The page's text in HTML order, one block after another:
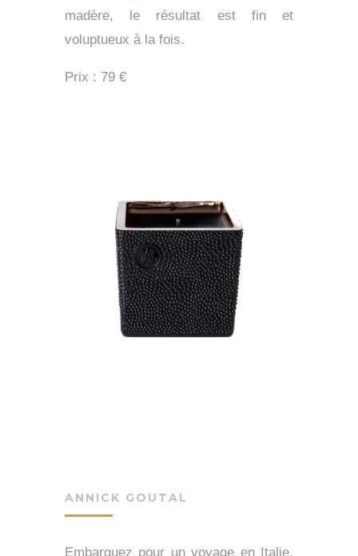
madère, le résultat est fin et
voluptueux à la fois.
Prix : 79 €
ANNICK GOUTAL
Embarquez pour un voyage en Italie,